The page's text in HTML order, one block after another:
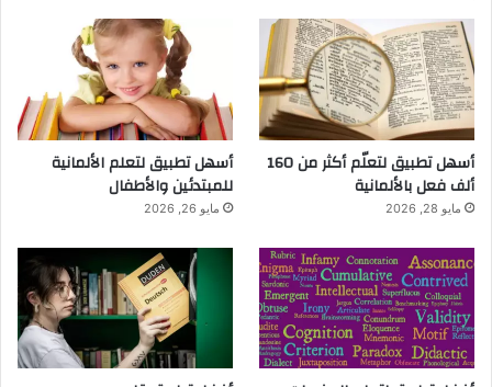
أسهل تطبيق لتعلّم أكثر من 160
ألف فعل بالألمانية
مايو 28, 2026
أسهل تطبيق لتعلم الألمانية
للمبتدئين والأطفال
مايو 26, 2026